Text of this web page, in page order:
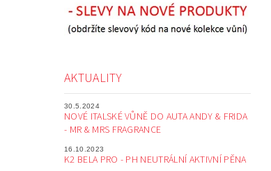
AKTUALITY
30.5.2024
NOVÉ ITALSKÉ VŮNĚ DO AUTA ANDY & FRIDA
- MR & MRS FRAGRANCE
16.10.2023
K2 BELA PRO - PH NEUTRÁLNÍ AKTIVNÍ PĚNA